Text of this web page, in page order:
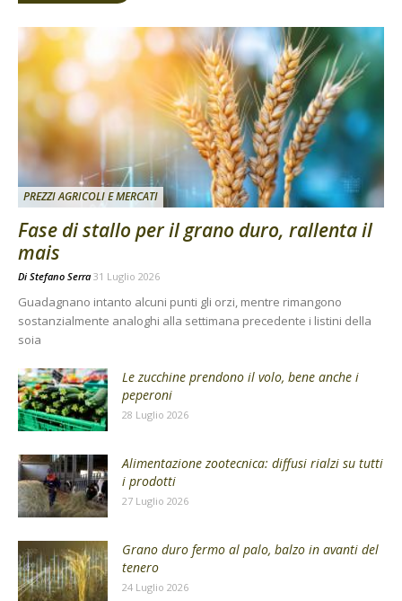
PREZZI AGRICOLI E MERCATI
Fase di stallo per il grano duro, rallenta il
mais
Di Stefano Serra 31 Luglio 2026
Guadagnano intanto alcuni punti gli orzi, mentre rimangono
sostanzialmente analoghi alla settimana precedente i listini della
soia
Le zucchine prendono il volo, bene anche i
peperoni
28 Luglio 2026
Alimentazione zootecnica: diffusi rialzi su tutti
i prodotti
27 Luglio 2026
Grano duro fermo al palo, balzo in avanti del
tenero
24 Luglio 2026